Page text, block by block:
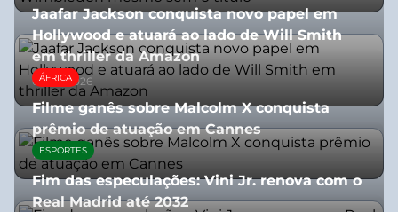
Jaafar Jackson conquista novo papel em
Hollywood e atuará ao lado de Will Smith
em thriller da Amazon
06/08/2026
ÁFRICA
Filme ganês sobre Malcolm X conquista
prêmio de atuação em Cannes
13/07/2026
ESPORTES
Fim das especulações: Vini Jr. renova com o
Real Madrid até 2032